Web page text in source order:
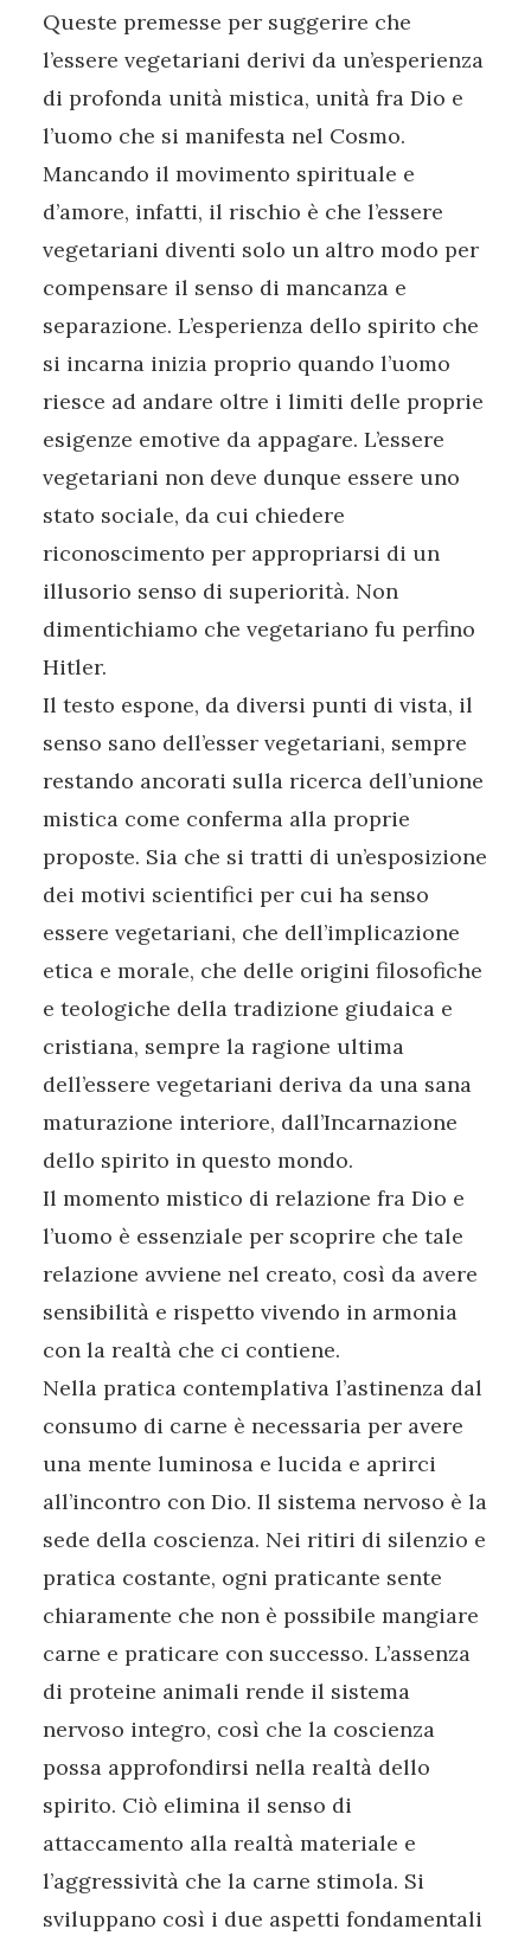
Queste premesse per suggerire che
l’essere vegetariani derivi da un’esperienza
di profonda unità mistica, unità fra Dio e
l’uomo che si manifesta nel Cosmo.
Mancando il movimento spirituale e
d’amore, infatti, il rischio è che l’essere
vegetariani diventi solo un altro modo per
compensare il senso di mancanza e
separazione. L’esperienza dello spirito che
si incarna inizia proprio quando l’uomo
riesce ad andare oltre i limiti delle proprie
esigenze emotive da appagare. L’essere
vegetariani non deve dunque essere uno
stato sociale, da cui chiedere
riconoscimento per appropriarsi di un
illusorio senso di superiorità. Non
dimentichiamo che vegetariano fu perfino
Hitler.
Il testo espone, da diversi punti di vista, il
senso sano dell’esser vegetariani, sempre
restando ancorati sulla ricerca dell’unione
mistica come conferma alla proprie
proposte. Sia che si tratti di un’esposizione
dei motivi scientifici per cui ha senso
essere vegetariani, che dell’implicazione
etica e morale, che delle origini filosofiche
e teologiche della tradizione giudaica e
cristiana, sempre la ragione ultima
dell’essere vegetariani deriva da una sana
maturazione interiore, dall’Incarnazione
dello spirito in questo mondo.
Il momento mistico di relazione fra Dio e
l’uomo è essenziale per scoprire che tale
relazione avviene nel creato, così da avere
sensibilità e rispetto vivendo in armonia
con la realtà che ci contiene.
Nella pratica contemplativa l’astinenza dal
consumo di carne è necessaria per avere
una mente luminosa e lucida e aprirci
all’incontro con Dio. Il sistema nervoso è la
sede della coscienza. Nei ritiri di silenzio e
pratica costante, ogni praticante sente
chiaramente che non è possibile mangiare
carne e praticare con successo. L’assenza
di proteine animali rende il sistema
nervoso integro, così che la coscienza
possa approfondirsi nella realtà dello
spirito. Ciò elimina il senso di
attaccamento alla realtà materiale e
l’aggressività che la carne stimola. Si
sviluppano così i due aspetti fondamentali